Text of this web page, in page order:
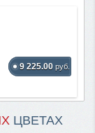
9 225.00 руб.
ЦВЕТАХ